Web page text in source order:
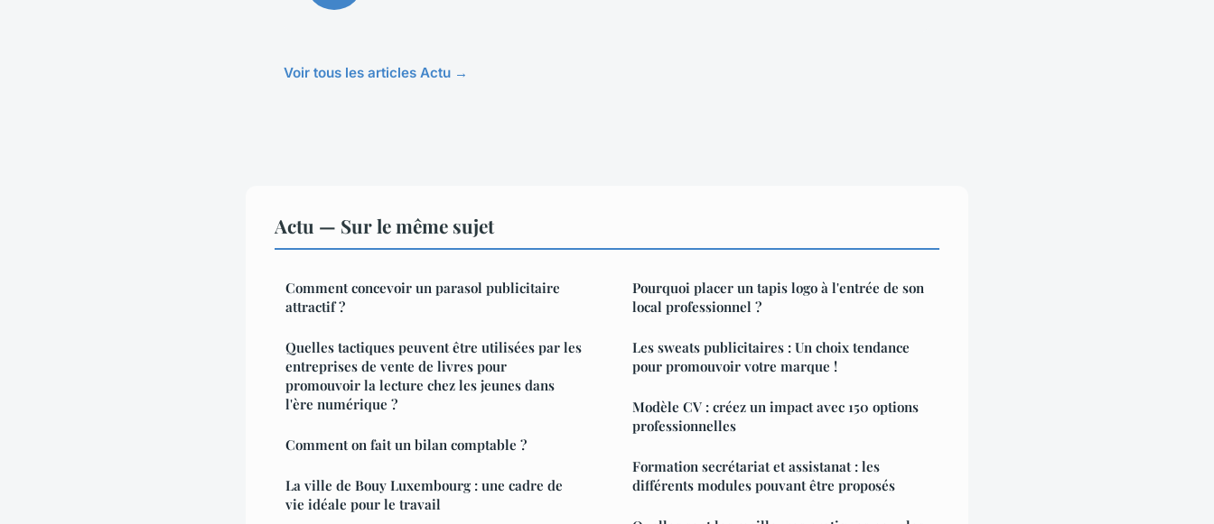
Voir tous les articles Actu →
Actu — Sur le même sujet
Comment concevoir un parasol publicitaire
attractif ?
Quelles tactiques peuvent être utilisées par les
entreprises de vente de livres pour
promouvoir la lecture chez les jeunes dans
l'ère numérique ?
Comment on fait un bilan comptable ?
La ville de Bouy Luxembourg : une cadre de
vie idéale pour le travail
Pourquoi placer un tapis logo à l'entrée de son
local professionnel ?
Les sweats publicitaires : Un choix tendance
pour promouvoir votre marque !
Modèle CV : créez un impact avec 150 options
professionnelles
Formation secrétariat et assistanat : les
différents modules pouvant être proposés